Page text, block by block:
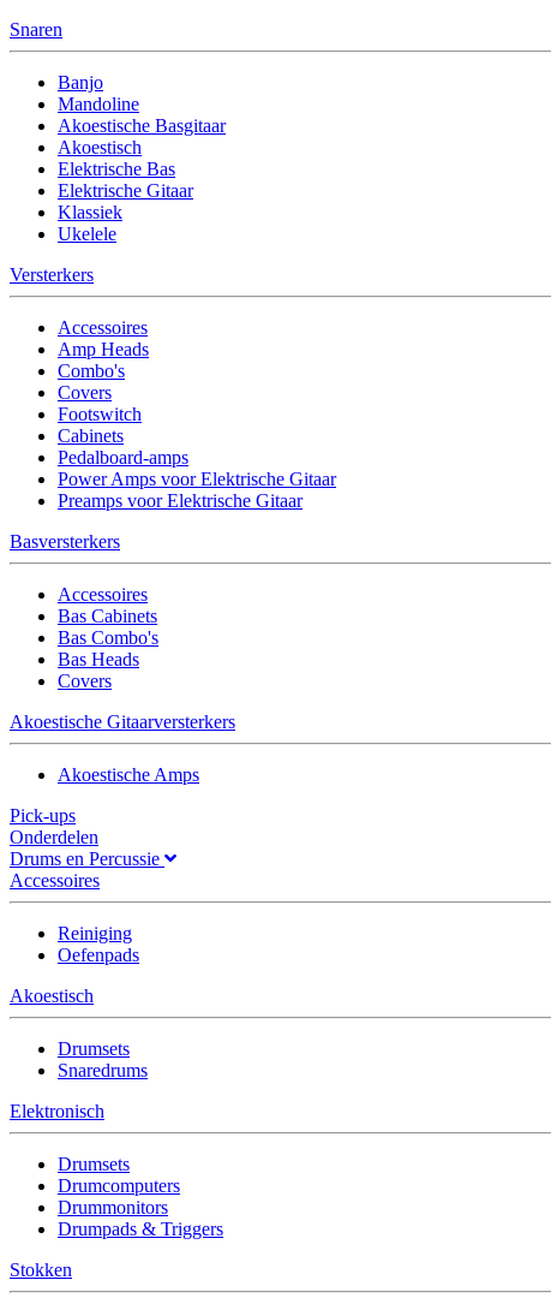
Snaren
Banjo
Mandoline
Akoestische Basgitaar
Akoestisch
Elektrische Bas
Elektrische Gitaar
Klassiek
Ukelele
Versterkers
Accessoires
Amp Heads
Combo's
Covers
Footswitch
Cabinets
Pedalboard-amps
Power Amps voor Elektrische Gitaar
Preamps voor Elektrische Gitaar
Basversterkers
Accessoires
Bas Cabinets
Bas Combo's
Bas Heads
Covers
Akoestische Gitaarversterkers
Akoestische Amps
Pick-ups
Onderdelen
Drums en Percussie
Accessoires
Reiniging
Oefenpads
Akoestisch
Drumsets
Snaredrums
Elektronisch
Drumsets
Drumcomputers
Drummonitors
Drumpads & Triggers
Stokken